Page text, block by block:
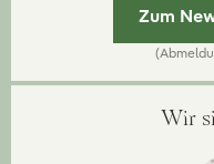
Zum
Wir